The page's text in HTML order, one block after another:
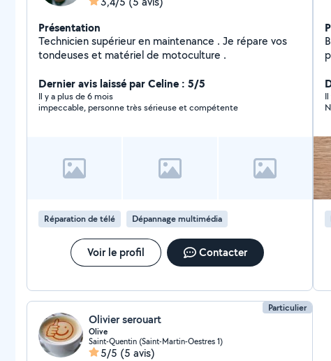
Présentation
Technicien supérieur en maintenance . Je répare vos
tondeuses et matériel de motoculture .
Dernier avis laissé par Celine : 5/5
Il y a plus de 6 mois
impeccable, personne très sérieuse et compétente
Réparation de télé Dépannage multimédia
Voir le profil Contacter
Particulier
Olivier serouart
Olive
Saint-Quentin (Saint-Martin-Oestres 1)
5/5 (5 avis)